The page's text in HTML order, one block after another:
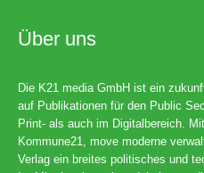
Über uns
Die K21 media GmbH ist ein
auf Publikationen für den Public
Print- als auch im Digitalbereich.
Kommune21, move moderne
Verlag ein breites politisches und